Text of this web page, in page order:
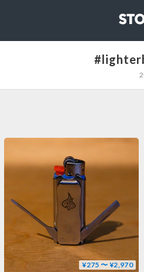
STORES
¥275 〜 ¥2,970